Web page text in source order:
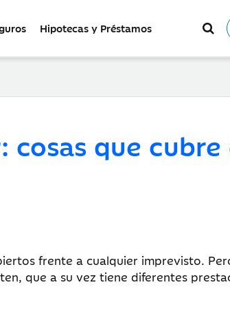
Hipotecas y Préstamos
que
frente a cualquier imprevisto.
que a su vez tiene diferentes